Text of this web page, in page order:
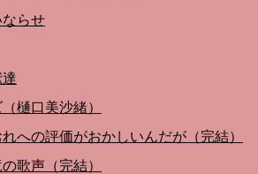
らせ
樋口美沙緒）
への評価がおかしいんだが（完結）
歌声（完結）